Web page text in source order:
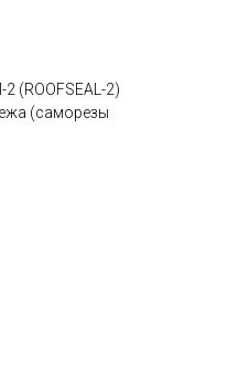
(ROOFSEAL-2)
(саморезы